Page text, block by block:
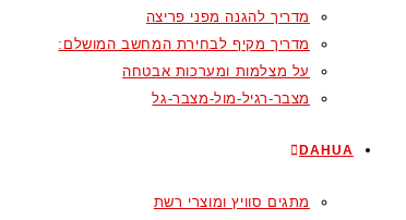
מדריך להגנה מפני פריצה
מדריך מקיף לבחירת המחשב המושלם:
על מצלמות ומערכות אבטחה
מצבר-רגיל-מול-מצבר-גל
DAHUA
מתגים סוויץ ומוצרי רשת